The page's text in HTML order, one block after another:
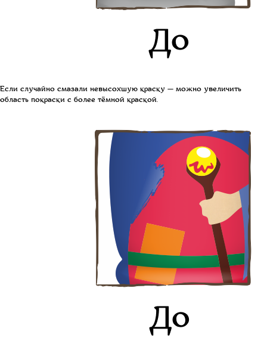
Если случайно смазали невысохшую краску — можно увеличить
область покраски с более тёмной краской.